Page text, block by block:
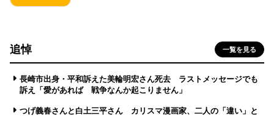
追悼 一覧を見る
長崎市出身・平和訴えた美輪明宏さん死去 ラストメッセージでも
訴え「愛があれば 戦争なんか起こりません」
つげ義春さんと白土三平さん カリスマ漫画家、二人の「違い」と